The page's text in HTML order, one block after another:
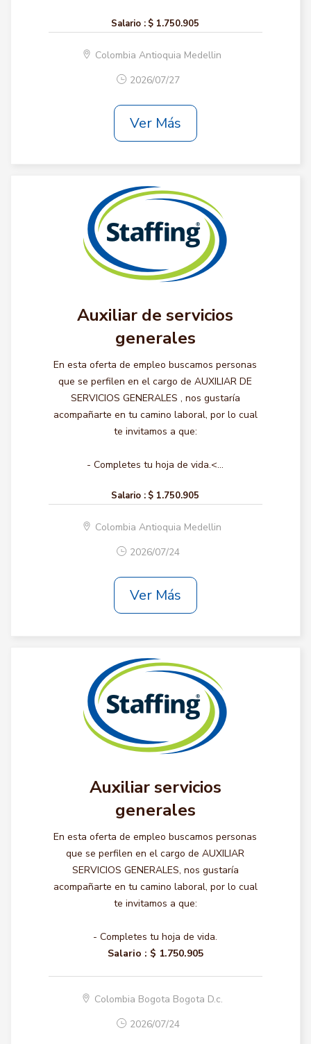
Salario : $ 1.750.905
Colombia Antioquia Medellin
2026/07/27
Ver Más
Auxiliar de servicios
generales
En esta oferta de empleo buscamos personas
que se perfilen en el cargo de AUXILIAR DE
SERVICIOS GENERALES , nos gustaría
acompañarte en tu camino laboral, por lo cual
te invitamos a que:
- Completes tu hoja de vida.<...
Salario : $ 1.750.905
Colombia Antioquia Medellin
2026/07/24
Ver Más
Auxiliar servicios
generales
En esta oferta de empleo buscamos personas
que se perfilen en el cargo de AUXILIAR
SERVICIOS GENERALES, nos gustaría
acompañarte en tu camino laboral, por lo cual
te invitamos a que:
- Completes tu hoja de vida.
Salario : $ 1.750.905
Colombia Bogota Bogota D.c.
2026/07/24